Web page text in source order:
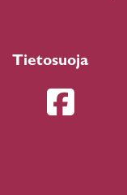
Tietosuoja